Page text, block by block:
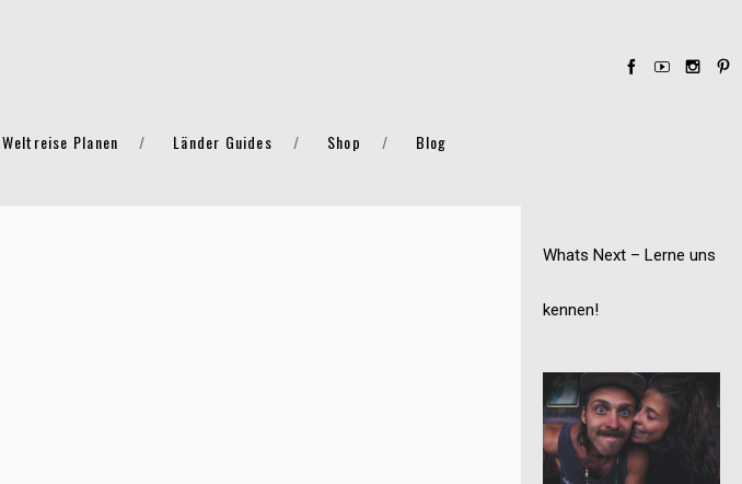
Weltreise Planen Länder Guides Shop Blog
Whats Next – Lerne uns
kennen!